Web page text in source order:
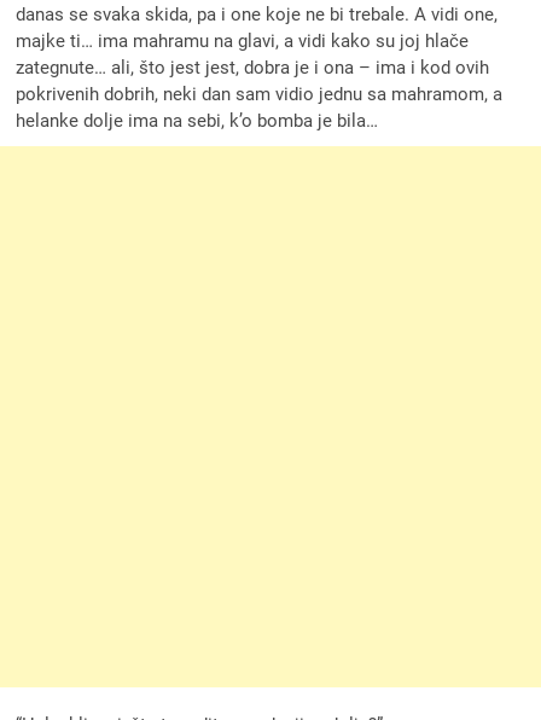
danas se svaka skida, pa i one koje ne bi trebale. A vidi one,
majke ti… ima mahramu na glavi, a vidi kako su joj hlače
zategnute… ali, što jest jest, dobra je i ona – ima i kod ovih
pokrivenih dobrih, neki dan sam vidio jednu sa mahramom, a
helanke dolje ima na sebi, k’o bomba je bila…